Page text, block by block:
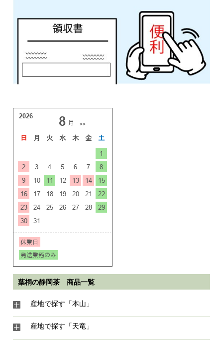
葉桐の静岡茶 商品一覧
産地で探す「本山」
産地で探す「天竜」